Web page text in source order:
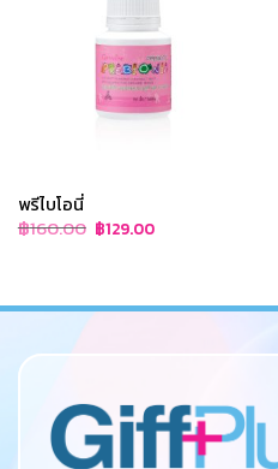
พรีไบโอนี่
฿160.00 Original
price
฿129.00Current
price